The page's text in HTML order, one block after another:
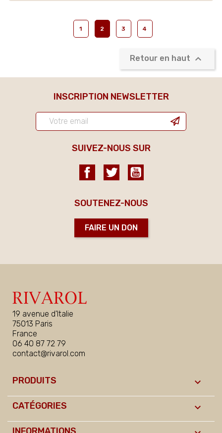
1 2 3 4
Retour en haut 
INSCRIPTION NEWSLETTER
SUIVEZ-NOUS SUR
FacebookTwitter
SOUTENEZ-NOUS
FAIRE UN DON
19 avenue d'Italie
75013 Paris
France
06 40 87 72 79
contact@rivarol.com
PRODUITS 
CATÉGORIES 